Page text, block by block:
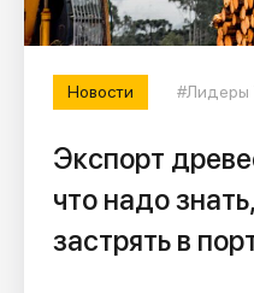
Новости #Лидеры
Экспорт
что надо
застрять в